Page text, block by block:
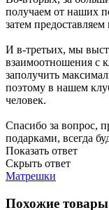
получаем от наших
затем
И в-третьих, мы
взаимоотношения с
заполучить
поэтому в нашем
человек.
Спасибо за вопрос,
подарками, всегда
Показать ответ
Скрыть ответ
Матрешки
Похожие товары